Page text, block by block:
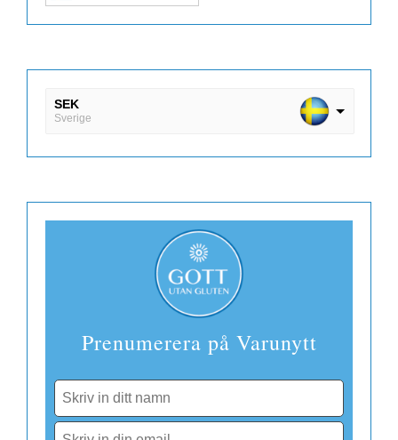
SEK
Sverige
DKK
EUR
Prenumerera på Varunytt